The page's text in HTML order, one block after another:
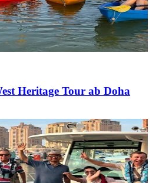
Heritage Tour ab Doha